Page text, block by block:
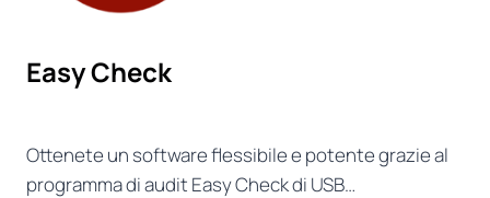
Easy Check
Ottenete un software flessibile e potente grazie al
programma di audit Easy Check di USB…